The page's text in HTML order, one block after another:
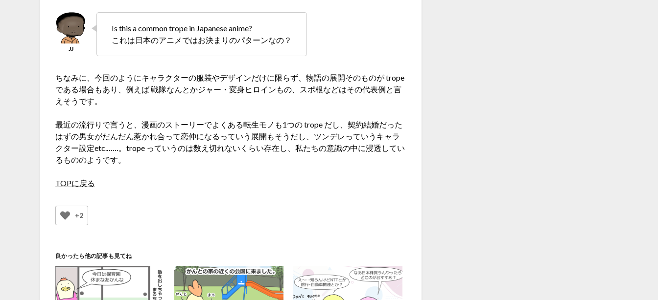
Is this a common trope in Japanese anime?
これは日本のアニメではお決まりのパターンなの？
ちなみに、今回のようにキャラクターの服装やデザインだけに限らず、物語の展開そのものが trope
である場合もあり、例えば 戦隊なんとかジャー・変身ヒロインもの、スポ根などはその代表例と言
えそうです。
最近の流行りで言うと、漫画のストーリーでよくある転生モノも1つの trope だし、契約結婚だった
はずの男女がだんだん惹かれ合って恋仲になるっていう展開もそうだし、ツンデレっていうキャラ
クター設定etc.……。trope っていうのは数え切れないくらい存在し、私たちの意識の中に浸透してい
るもののようです。
TOPに戻る
+2
良かったら他の記事も見てね